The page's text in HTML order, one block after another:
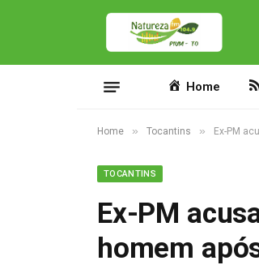
Home
Home » Tocantins » Ex-PM
TOCANTINS
Ex-PM
homem